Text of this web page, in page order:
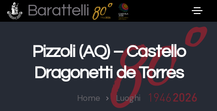
Barattelli
Pizzoli (AQ) – Castello
Dragonetti de Torres
Home Luoghi